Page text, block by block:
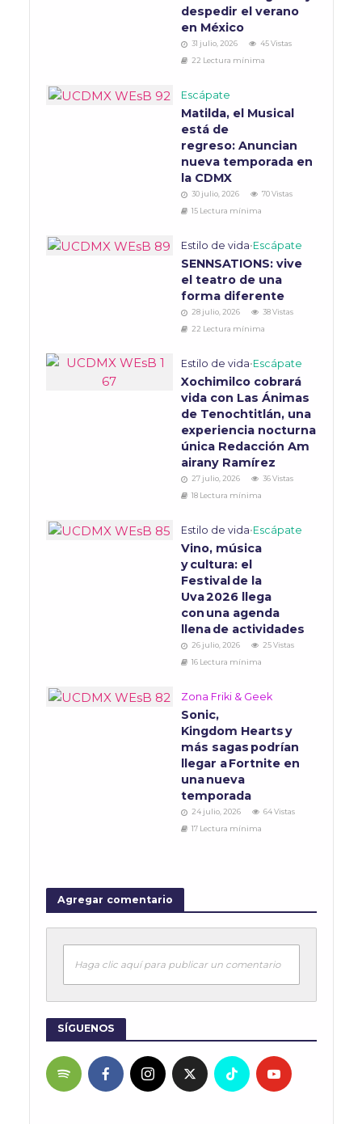
despedir el verano
en México
31 julio, 2026
45 Vistas
22 Lectura mínima
Escápate
Matilda, el Musical
está de
regreso: Anuncian
nueva temporada en
la CDMX
30 julio, 2026
70 Vistas
15 Lectura mínima
Estilo de vida•Escápate
SENNSATIONS: vive
el teatro de una
forma diferente
28 julio, 2026
38 Vistas
22 Lectura mínima
Estilo de vida•Escápate
Xochimilco cobrará
vida con Las Ánimas
de Tenochtitlán, una
experiencia nocturna
única Redacción Am
airany Ramírez
27 julio, 2026
36 Vistas
18 Lectura mínima
Estilo de vida•Escápate
Vino, música
y cultura: el
Festival de la
Uva 2026 llega
con una agenda
llena de actividades
26 julio, 2026
25 Vistas
16 Lectura mínima
Zona Friki & Geek
Sonic,
Kingdom Hearts y
más sagas podrían
llegar a Fortnite en
una nueva
temporada
24 julio, 2026
64 Vistas
17 Lectura mínima
Agregar comentario
Haga clic aquí para publicar un comentario
SÍGUENOS